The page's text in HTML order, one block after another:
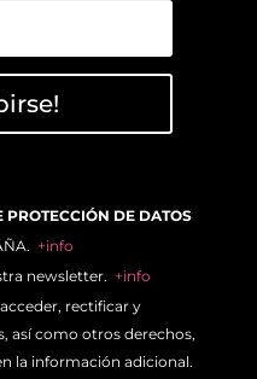
DE DATOS
+info
newsletter. +info
rectificar y
así como otros derechos,
la información adicional.